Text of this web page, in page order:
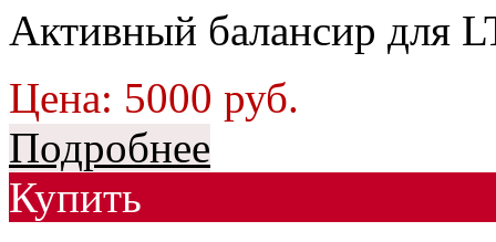
Активный балансир для
Цена: 5000 руб.
Подробнее
Купить